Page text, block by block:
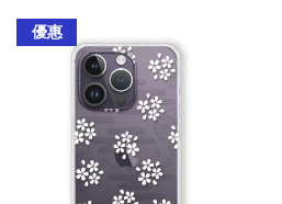
優惠